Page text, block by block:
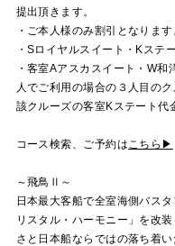
提出頂きます。
・ご本人様のみ割引となります
・Sロイヤルスイート・Kステ
・客室Aアスカスイート・W
人でご利用の場合の３人目の
該クルーズの客室Kステート代
コース検索、ご予約はこちら▶
～飛鳥Ⅱ～
日本最大客船で全室海側バス
リスタル・ハーモニー」を改
さと日本船ならではの落ち着